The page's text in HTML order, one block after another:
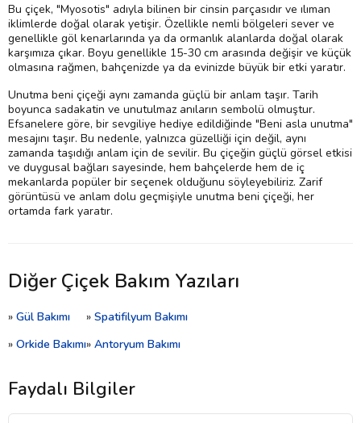
Bu çiçek, "Myosotis" adıyla bilinen bir cinsin parçasıdır ve ılıman
iklimlerde doğal olarak yetişir. Özellikle nemli bölgeleri sever ve
genellikle göl kenarlarında ya da ormanlık alanlarda doğal olarak
karşımıza çıkar. Boyu genellikle 15-30 cm arasında değişir ve küçük
olmasına rağmen, bahçenizde ya da evinizde büyük bir etki yaratır.
Unutma beni çiçeği aynı zamanda güçlü bir anlam taşır. Tarih
boyunca sadakatin ve unutulmaz anıların sembolü olmuştur.
Efsanelere göre, bir sevgiliye hediye edildiğinde "Beni asla unutma"
mesajını taşır. Bu nedenle, yalnızca güzelliği için değil, aynı
zamanda taşıdığı anlam için de sevilir. Bu çiçeğin güçlü görsel etkisi
ve duygusal bağları sayesinde, hem bahçelerde hem de iç
mekanlarda popüler bir seçenek olduğunu söyleyebiliriz. Zarif
görüntüsü ve anlam dolu geçmişiyle unutma beni çiçeği, her
ortamda fark yaratır.
Diğer Çiçek Bakım Yazıları
» Gül Bakımı
» Orkide Bakımı
» Spatifilyum Bakımı
» Antoryum Bakımı
Faydalı Bilgiler